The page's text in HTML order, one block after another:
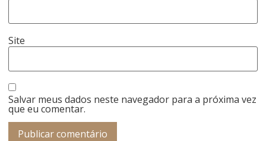
Site
Salvar meus dados neste navegador para a próxima vez
que eu comentar.